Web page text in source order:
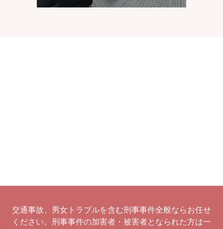
交通事故、男女トラブルを含む刑事事件全般ならお任せ
ください。刑事事件の加害者・被害者となられた方は一